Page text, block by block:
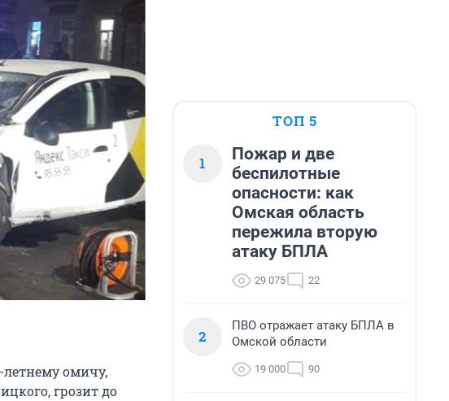
летнему омичу,
грозит до
ТОП 5
1
Пожар и две
беспилотные
опасности: как
Омская область
пережила вторую
атаку БПЛА
29 075 22
2
ПВО отражает атаку БПЛА в
Омской области
19 000 90